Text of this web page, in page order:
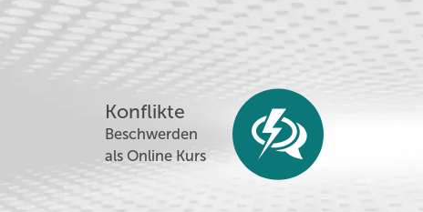
Konflikte
Beschwerden
als Online Kurs